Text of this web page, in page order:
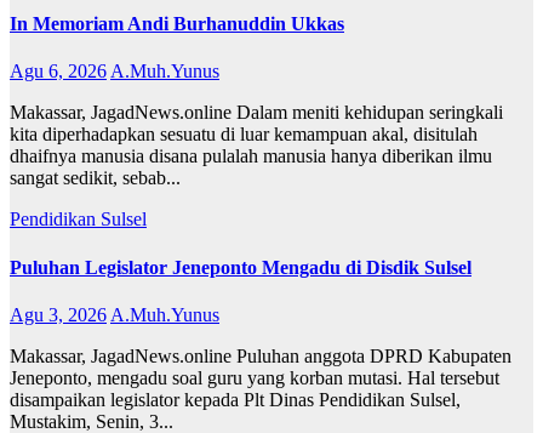
In Memoriam Andi Burhanuddin Ukkas
Agu 6, 2026A.Muh.Yunus
Makassar, JagadNews.online Dalam meniti kehidupan seringkali
kita diperhadapkan sesuatu di luar kemampuan akal, disitulah
dhaifnya manusia disana pulalah manusia hanya diberikan ilmu
sangat sedikit, sebab...
Pendidikan Sulsel
Puluhan Legislator Jeneponto Mengadu di Disdik Sulsel
Agu 3, 2026 A.Muh.Yunus
Makassar, JagadNews.online Puluhan anggota DPRD Kabupaten
Jeneponto, mengadu soal guru yang korban mutasi. Hal tersebut
disampaikan legislator kepada Plt Dinas Pendidikan Sulsel,
Mustakim, Senin, 3...